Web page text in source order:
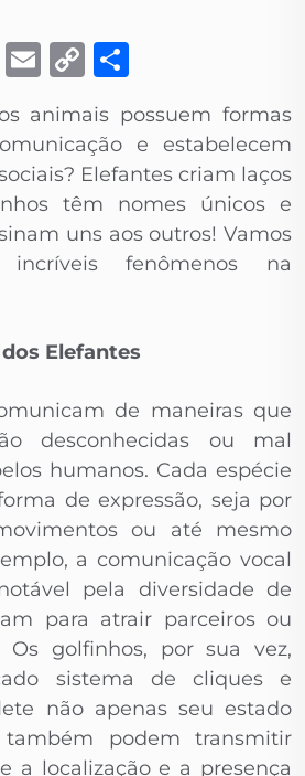
Threads
Email
Copy
Link
animais possuem formas
e estabelecem
Elefantes criam laços
têm nomes únicos e
uns aos outros! Vamos
incríveis fenômenos na
Elefantes
de maneiras que
desconhecidas ou mal
humanos. Cada espécie
de expressão, seja por
ou até mesmo
a comunicação vocal
pela diversidade de
para atrair parceiros ou
Os golfinhos, por sua vez,
sistema de cliques e
não apenas seu estado
podem transmitir
a localização e a presença